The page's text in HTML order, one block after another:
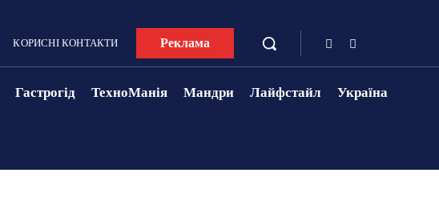
КОРИСНІ КОНТАКТИ Реклама
Гастрогід ТехноМанія Мандри Лайфстайл Україна